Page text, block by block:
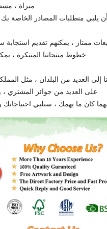
مبراة ،
يلبي متطلبات المصادر الخاصة بك
ممتاز ، يمكنهم تقديم
خطوط منتجاتنا المبتكرة ،
إلى العديد من البلدان ، مثل
على العديد من جوائز المشتري ،
كان ما يهمك ، سنلبي احتياجاتك